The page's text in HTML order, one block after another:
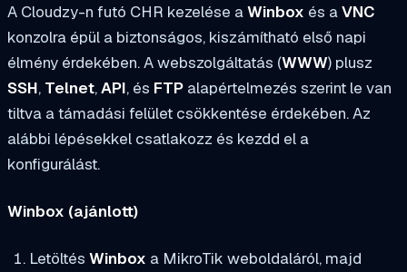
A Cloudzy-n futó CHR kezelése aWinbox és aVNC
konzolra épül a biztonságos, kiszámítható első napi
élmény érdekében. A webszolgáltatás (WWW) plusz
SSH, Telnet,API, és FTP alapértelmezés szerint le van
tiltva a támadási felület csökkentése érdekében. Az
alábbi lépésekkel csatlakozz és kezdd el a
konfigurálást.
Winbox (ajánlott)
Letöltés Winbox a MikroTik weboldaláról, majd